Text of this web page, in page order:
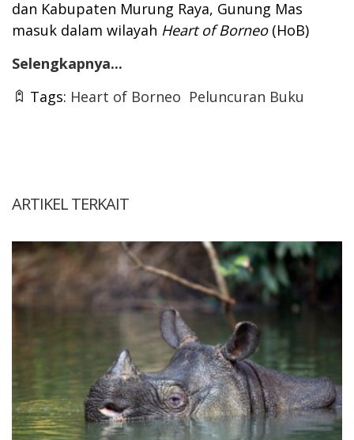
dan Kabupaten Murung Raya, Gunung Mas
masuk dalam wilayah Heart of Borneo(HoB)
Selengkapnya...
Tags: Heart of Borneo Peluncuran Buku
ARTIKEL TERKAIT